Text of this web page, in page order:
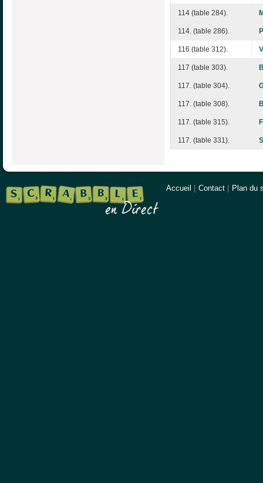
114 (table 284).
114. (table 286).
116 (table 312).
117 (table 303).
117. (table 304).
117. (table 308).
117. (table 315).
117. (table 331).
Accueil Contact Plan du